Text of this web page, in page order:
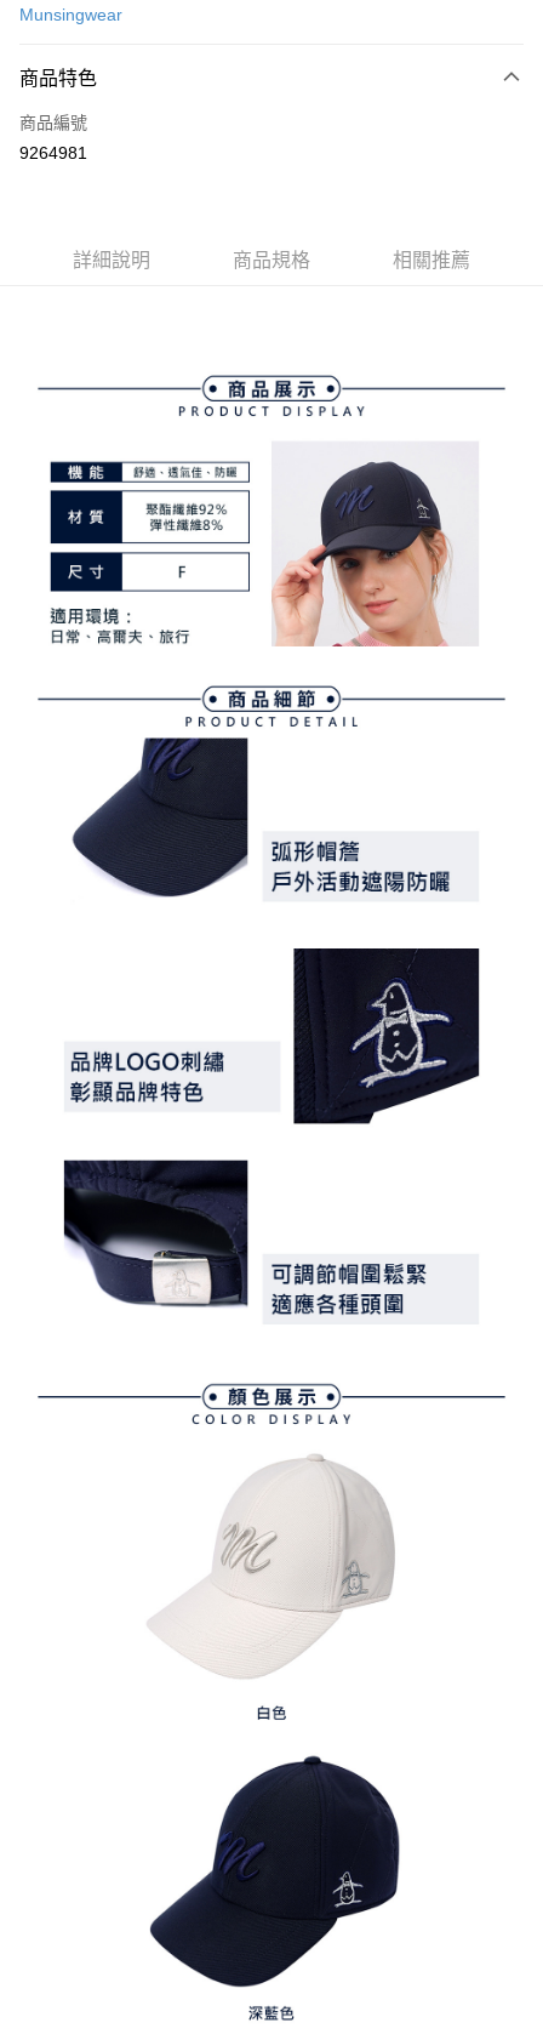
LINE Pay
Apple Pay
大哥付你分期
流程，驗證手機門號後，選擇欲分期的期數、繳款截止日，確認付款後即完
消。如遇「轉專審核」未通過狀況，表示未達大哥付你分期系統評分，恕無
法說明評估內容。
【繳款方式說明】
1.分期款項不併入電信帳單，「大哥付你分期」於每月結算日後寄送繳費提
醒簡訊。
2.透過簡訊連結打開帳單後，可選擇「超商條碼／台灣大直營門市／銀行轉
帳／街口支付／iPASS MONEY」等通路繳費。
【注意事項】
用戶於交易時，得透過本服務購買商品或服務，並由商店將買賣／分期付款
買賣價金債權讓與本公司後，依約使用本公司帳單繳交帳款。
2.基於同意付款使用「大哥付你分期」之契約關係目的，商店將以您的個人
資料（包含姓名、電話或地址）提供予台灣大哥大進項蒐集、處理及利用，
由本公司與您本人進行分期帳單所需資料之確認、核對及更正。
3.完整用戶服務條款，請詳閱以下連結：
【關於「AFTEE先享後付」】
AFTEE先享後付是「在收到商品之後才付款」的支付方式。 讓您購物簡單
２．便利：只要手機號碼，簡訊認證，即可結帳。
３．安心：先確認商品／服務後，再付款。
【「AFTEE先享後付」結帳流程】
１．於結帳方式選擇「AFTEE先享後付」後，將跳轉至「AFTEE先享後付」
結帳頁面，進行簡訊認證並確認金額後，即可完成結帳。
２．訂單成立數日內，您將收到繳費通知簡訊。
３．收到繳費通知簡訊後14天內，點擊此簡訊中的連結，可透過四大超商／
購買商品的店家。未經商家同意取消之訂單仍視為有效，需透過AFTEE先享
※ 交易是否成功請以「AFTEE先享後付 」之結帳頁面顯示為準，若有關於
是否繳費成功／繳費後需取消欲退款等相關疑問，請聯繫「AFTEE先享後付
客戶支援中心」https://netprotections.freshdesk.com/support/home
【注意事項】
１．透過由恩沛科技股份有限公司提供之「AFTEE先享後付」服務完成之交
易，需依本服務之必要範圍內提供個人資料，並將交易相關給付款項請求債
權轉讓予恩沛科技股份有限公司。
３．未成年的使用者請事先徵得法定代理人或監護人之同意方可使用
「AFTEE先享後付」，若未經同意申辦者引起之損失，本公司不負相關責
４．使用「AFTEE先享後付」時，將依據個別帳號之用戶狀況，依本公司即
時審查核予不同之上限額度；若仍有額度不足之情形，本公司將視審查結果
請求用戶進行身份認證。
５．嚴禁一人註冊多個帳號或使用他人資訊註冊。若發現惡意使用之情形，
恩沛科技股份有限公司將有權停止該用戶之使用額度並採取法律行動。
運送方式
全家取貨付款
免運費
付款後全家取貨
免運費
免運費
付款後萊爾富取貨
7-11取貨付款
付款後7-11取貨
離島宅配
Munsingwear
商品特色
商品編號
9264981
詳細說明 商品規格 相關推薦